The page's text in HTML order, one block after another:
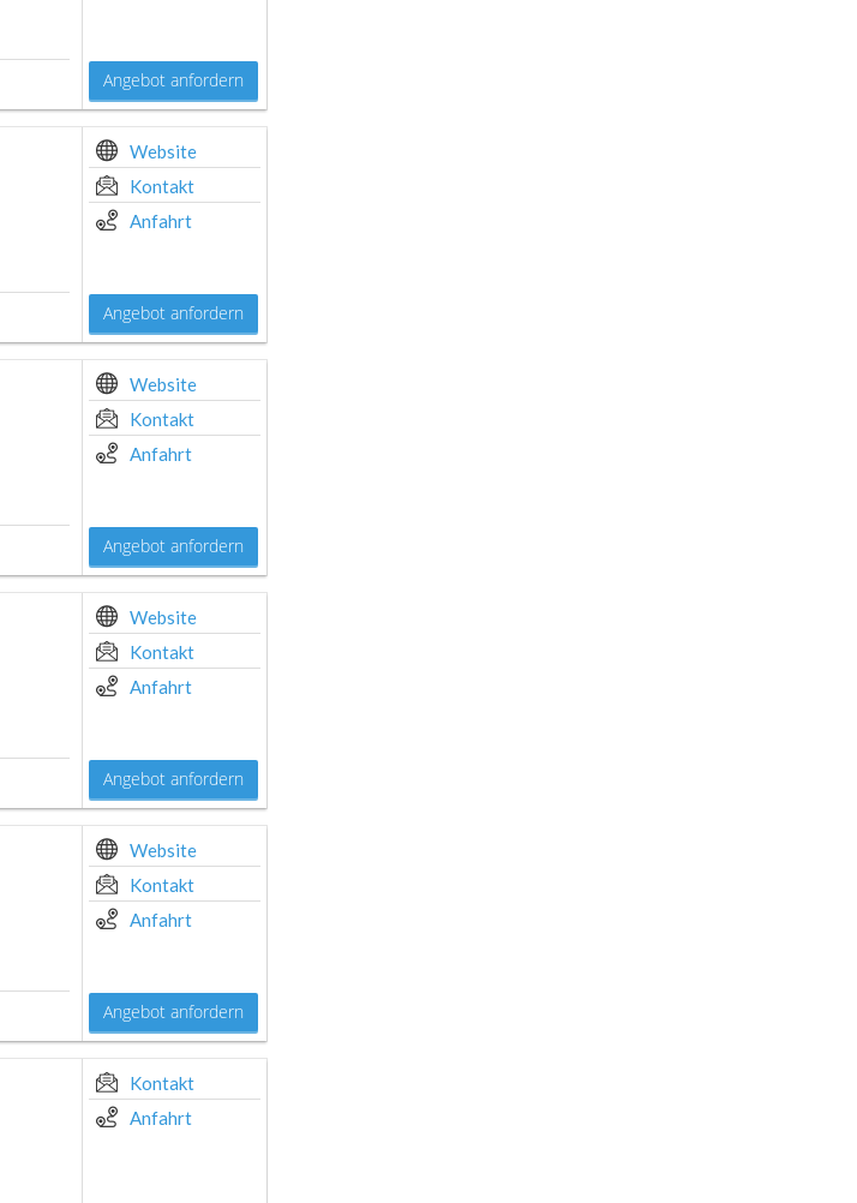
Angebot anfordern
Website
Kontakt
Anfahrt
Angebot anfordern
Website
Kontakt
Anfahrt
Angebot anfordern
Website
Kontakt
Anfahrt
Angebot anfordern
Website
Kontakt
Anfahrt
Angebot anfordern
Kontakt
Anfahrt